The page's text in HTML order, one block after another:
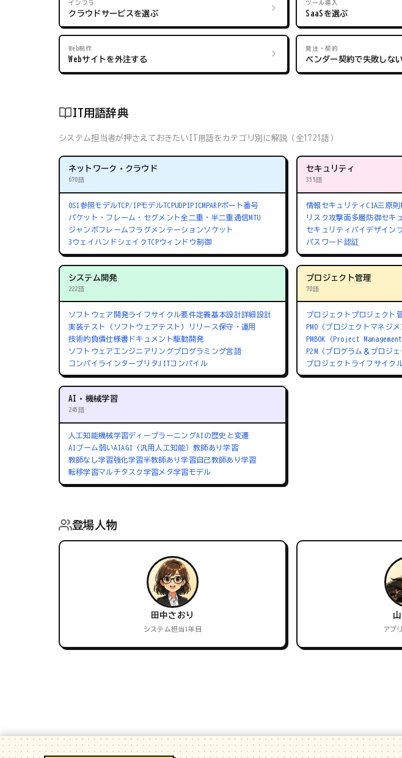
インフラ
クラウドサービスを選ぶ
ツール導入
SaaSを選ぶ
Web制作
Webサイトを外注する
発注・契約
ベンダー契約で失敗しない
IT用語辞典
システム担当者が押さえておきたいIT用語をカテゴリ別に解説（全1721語）
ネットワーク・クラウド
670語
OSI参照モデルTCP/IPモデルTCPUDPIPICMPARPポート番号
パケット・フレーム・セグメント全二重・半二重通信MTU
ジャンボフレーム フラグメンテーションソケット
3ウェイハンドシェイクTCPウィンドウ制御
セキュリティ
355語
情報セキュリティ CIA三原則
リスク攻撃面多層防御セキ
セキュリティバイデザイン
パスワード認証
システム開発
222語
ソフトウェア開発ライフサイクル要件定義基本設計詳細設計
実装テスト（ソフトウェアテスト） リリース保守・運用
技術的負債仕様書 ドキュメント駆動開発
ソフトウェアエンジニアリングプログラミング言語
コンパイラインタープリタ JITコンパイル
プロジェクト管理
70語
プロジェクト プロジェクト
PMO（プロジェクトマネジ
PMBOK（Project
P2M（プログラム＆プロジ
プロジェクトライフサイク
AI・機械学習
245語
人工知能機械学習ディープラーニングAIの歴史と変遷
AIブーム 弱いAIAGI（汎用人工知能）教師あり学習
教師なし学習強化学習半教師あり学習自己教師あり学習
転移学習マルチタスク学習メタ学習モデル
登場人物
田中さおり
システム担当1年目 アプ